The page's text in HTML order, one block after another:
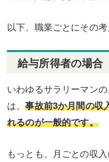
以下、職業ごとにその考
給与所得者の場合
いわゆるサラリーマン
は、事故前3か月間の収
れるのが一般的です。
もっとも、月ごとの収